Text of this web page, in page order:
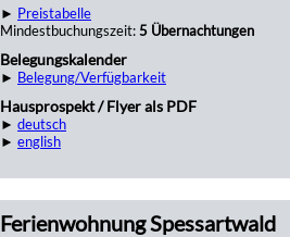
► Preistabelle
Mindestbuchungszeit:5 Übernachtungen
Belegungskalender
► Belegung/Verfügbarkeit
Hausprospekt / Flyer als PDF
► deutsch
► english
Ferienwohnung Spessartwald